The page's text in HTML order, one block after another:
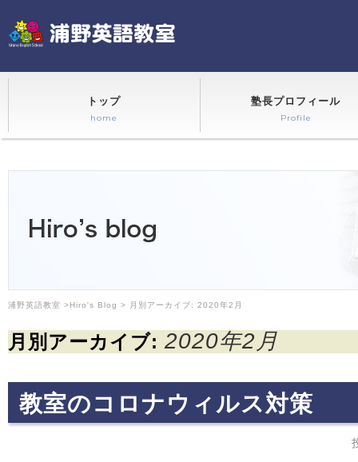
トップ
home
塾長プロフィール
Profile
浦野英語教室 >Hiro's Blog > 月別アーカイブ: 2020年2月
月別アーカイブ: 2020年2月
教室のコロナウィルス対策